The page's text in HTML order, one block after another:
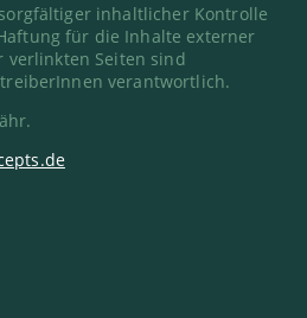
inhaltlicher Kontrolle
für die Inhalte externer
verlinkten Seiten sind
verantwortlich.